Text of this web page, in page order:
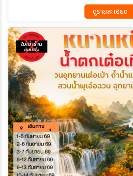
ดูรายละเอียด